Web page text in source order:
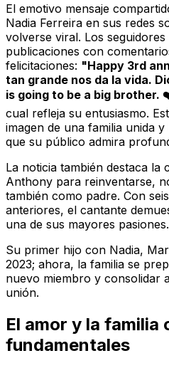
El emotivo mensaje
Nadia Ferreira en sus redes
volverse viral. Los
publicaciones con
felicitaciones: "Happy 3rd
tan grande nos da la vida.
is going to be a big brother.
cual refleja su entusiasmo.
imagen de una familia unida
que su público admira
La noticia también destaca la
Anthony para reinventarse,
también como padre. Con
anteriores, el cantante
una de sus mayores pasiones.
Su primer hijo con Nadia,
2023; ahora, la familia se
nuevo miembro y consolidar
unión.
El amor y la familia
fundamentales